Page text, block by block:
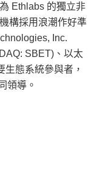
Ethlabs 的獨立非
構採用浪潮作好準
Inc.
SBET)、以太
態系統參與者，
領導。